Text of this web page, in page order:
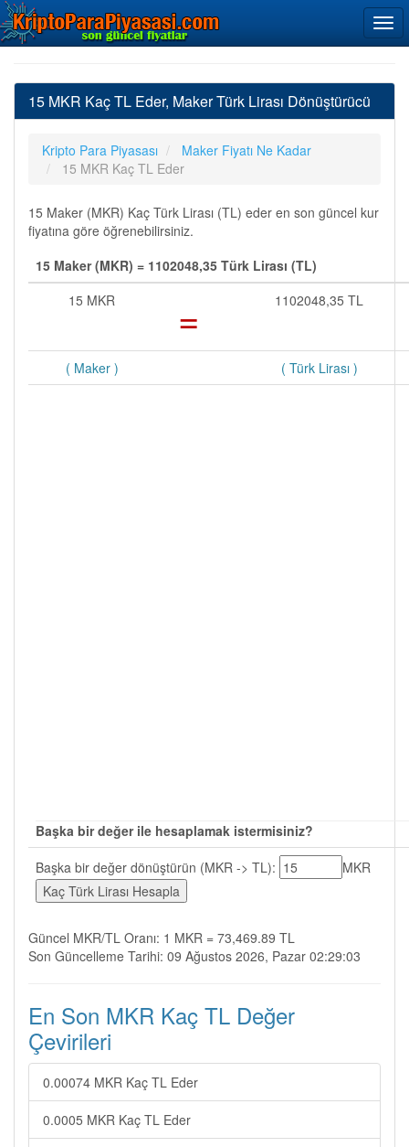
15 MKR Kaç TL Eder, Maker Türk Lirası Dönüştürücü
Kripto Para Piyasası
Maker Fiyatı Ne Kadar
15 MKR Kaç TL Eder
15 Maker (MKR) Kaç Türk Lirası (TL) eder en son güncel kur
fiyatına göre öğrenebilirsiniz.
15 Maker (MKR) = 1102048,35 Türk Lirası (TL)
15 MKR
= 1102048,35 TL
( Maker ) ( Türk Lirası )
Başka bir değer ile hesaplamak istermisiniz?
Başka bir değer dönüştürün (MKR -> TL):
MKR
Güncel MKR/TL Oranı: 1 MKR = 73,469.89 TL
Son Güncelleme Tarihi: 09 Ağustos 2026, Pazar 02:29:03
En Son MKR Kaç TL Değer
Çevirileri
0.00074 MKR Kaç TL Eder
0.0005 MKR Kaç TL Eder